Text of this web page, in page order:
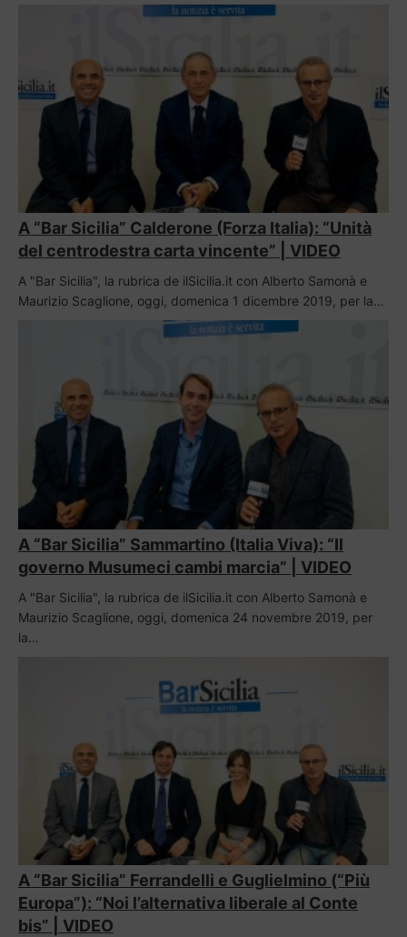
A “Bar Sicilia” Calderone (Forza Italia): “Unità
del centrodestra carta vincente” | VIDEO
A "Bar Sicilia", la rubrica de ilSicilia.it con Alberto Samonà e
Maurizio Scaglione, oggi, domenica 1 dicembre 2019, per la…
A “Bar Sicilia” Sammartino (Italia Viva): “Il
governo Musumeci cambi marcia” | VIDEO
A "Bar Sicilia", la rubrica de ilSicilia.it con Alberto Samonà e
Maurizio Scaglione, oggi, domenica 24 novembre 2019, per
la…
A “Bar Sicilia” Ferrandelli e Guglielmino (“Più
Europa”): “Noi l’alternativa liberale al Conte
bis” | VIDEO